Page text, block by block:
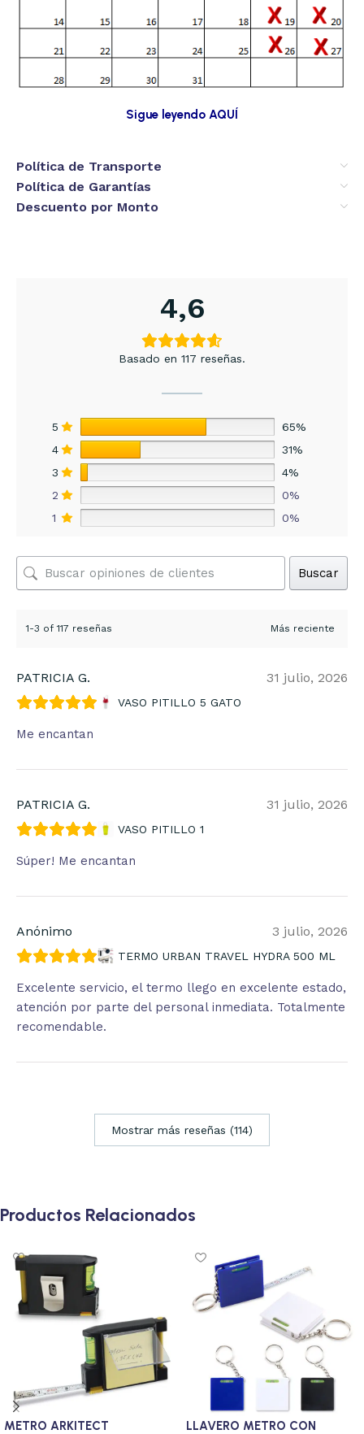
Sigue leyendo AQUÍ
Política de Transporte
Política de Garantías
Descuento por Monto
4,6
Basado en 117 reseñas.
5
65%
4
31%
3
4%
2
0%
1
0%
Buscar
1-3 of 117 reseñas
PATRICIA G. 31 julio, 2026
VASO PITILLO 5 GATO
Me encantan
PATRICIA G. 31 julio, 2026
VASO PITILLO 1
Súper! Me encantan
Anónimo 3 julio, 2026
TERMO URBAN TRAVEL HYDRA 500 ML
Excelente servicio, el termo llego en excelente estado,
atención por parte del personal inmediata. Totalmente
recomendable.
Mostrar más reseñas (114)
Productos Relacionados
METRO ARKITECT
LLAVERO METRO CON